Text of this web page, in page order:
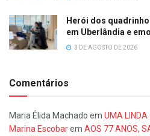
Herói dos
em Uberlândia e
3 DE AGOSTO DE 2026
Comentários
Maria Élida Machado em UMA LINDA
Marina Escobarem AOS 77 ANOS,